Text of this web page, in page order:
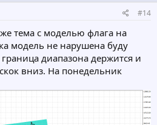
#14
тема с моделью флага на
модель не нарушена буду
диапазона держится и
вниз. На понедельник